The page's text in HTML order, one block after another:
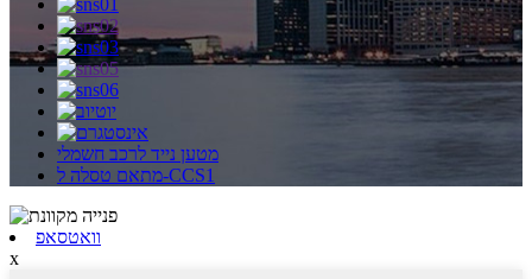
מטען נייד לרכב חשמלי
מתאם טסלה ל-CCS1
וואטסאפ
x